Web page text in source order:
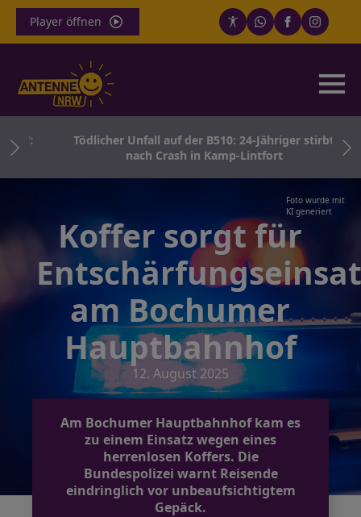
Player öffnen
Tödlicher Unfall auf der B510: 24-Jähriger stirbt
nach Crash in Kamp-Lintfort
Foto wurde mit
KI generiert
Koffer sorgt für
am Bochumer
Hauptbahnhof
12. August 2025
Am Bochumer Hauptbahnhof kam es
zu einem Einsatz wegen eines
herrenlosen Koffers. Die
Bundespolizei warnt Reisende
eindringlich vor unbeaufsichtigtem
Gepäck.